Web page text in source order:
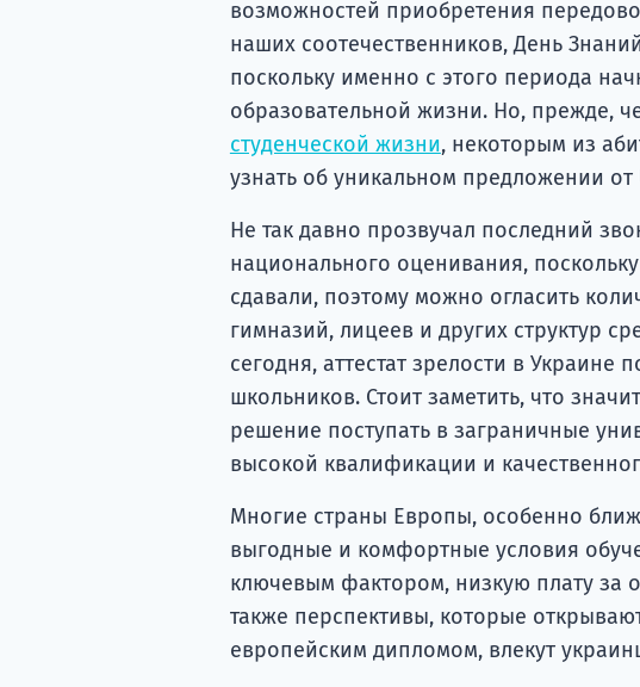
возможностей приобретения
наших соотечественников, День
поскольку именно с этого периода
образовательной жизни. Но, прежде,
студенческой жизни, некоторым из
узнать об уникальном предложении от
Не так давно прозвучал последний
национального оценивания,
сдавали, поэтому можно огласить
гимназий, лицеев и других структур
сегодня, аттестат зрелости в Украине
школьников. Стоит заметить, что
решение поступать в заграничные
высокой квалификации и
Многие страны Европы, особенно
выгодные и комфортные условия
ключевым фактором, низкую плату за
также перспективы, которые
европейским дипломом, влекут